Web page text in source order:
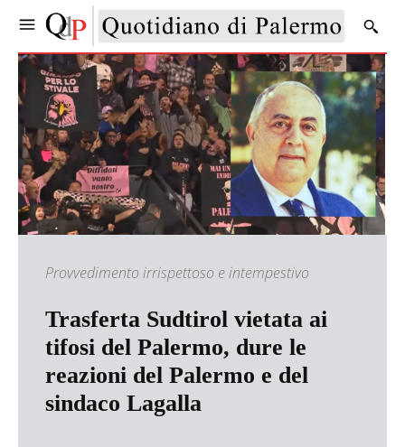
Provvedimento irrispettoso e intempestivo
Trasferta Sudtirol vietata ai
tifosi del Palermo, dure le
reazioni del Palermo e del
sindaco Lagalla